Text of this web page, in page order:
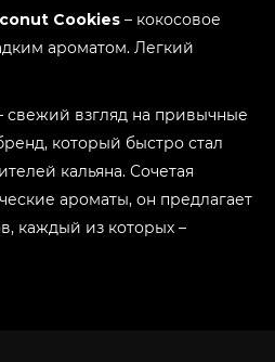
Cookies – кокосовое
ароматом. Легкий
свежий взгляд на привычные
который быстро стал
кальяна. Сочетая
ароматы, он предлагает
каждый из которых –
горлу. Качественное сырье и